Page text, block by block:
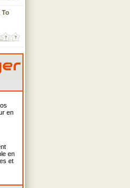
To
en
en
et